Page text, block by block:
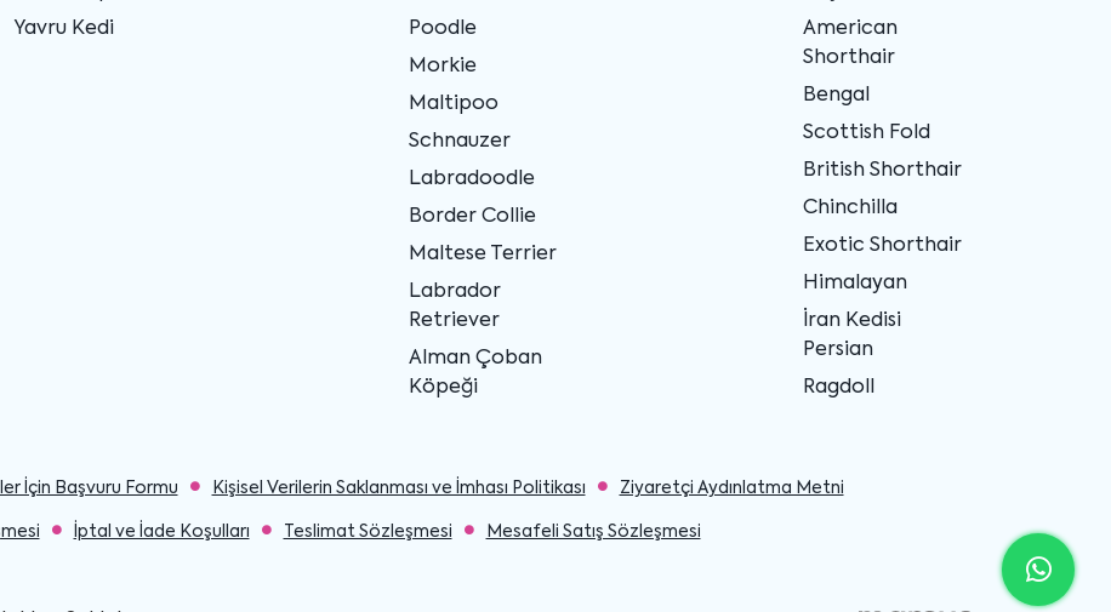
Yavru Kedi
Poodle
Morkie
Maltipoo
Schnauzer
Labradoodle
Border Collie
Maltese Terrier
Labrador
Retriever
Alman Çoban
Köpeği
American
Shorthair
Bengal
Scottish Fold
British Shorthair
Chinchilla
Exotic Shorthair
Himalayan
İran Kedisi
Persian
Ragdoll
İçin Başvuru Formu Kişisel Verilerin Saklanması ve İmhası Politikası Ziyaretçi Aydınlatma Metni
İptal ve İade Koşulları Teslimat Sözleşmesi Mesafeli Satış Sözleşmesi